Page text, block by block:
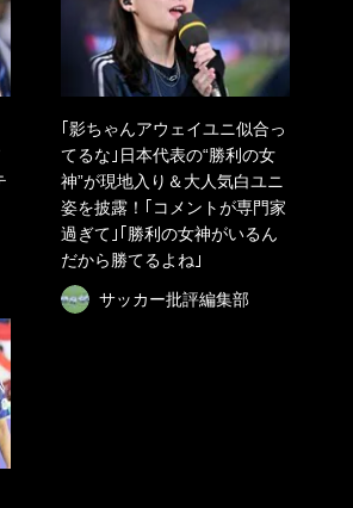
｢影ちゃんアウェイユニ似合っ
てるな｣日本代表の“勝利の女
神”が現地入り＆大人気白ユニ
姿を披露！｢コメントが専門家
過ぎて｣｢勝利の女神がいるん
だから勝てるよね｣
サッカー批評編集部